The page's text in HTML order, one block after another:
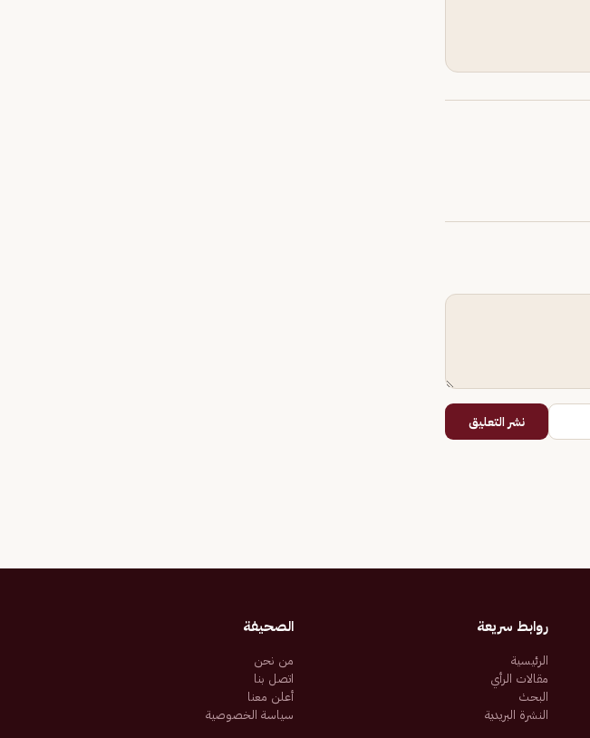
نشر التعليق
روابط سريعة
الرئيسية
مقالات الرأي
البحث
النشرة البريدية
الصحيفة
من نحن
اتصل بنا
أعلن معنا
سياسة الخصوصية